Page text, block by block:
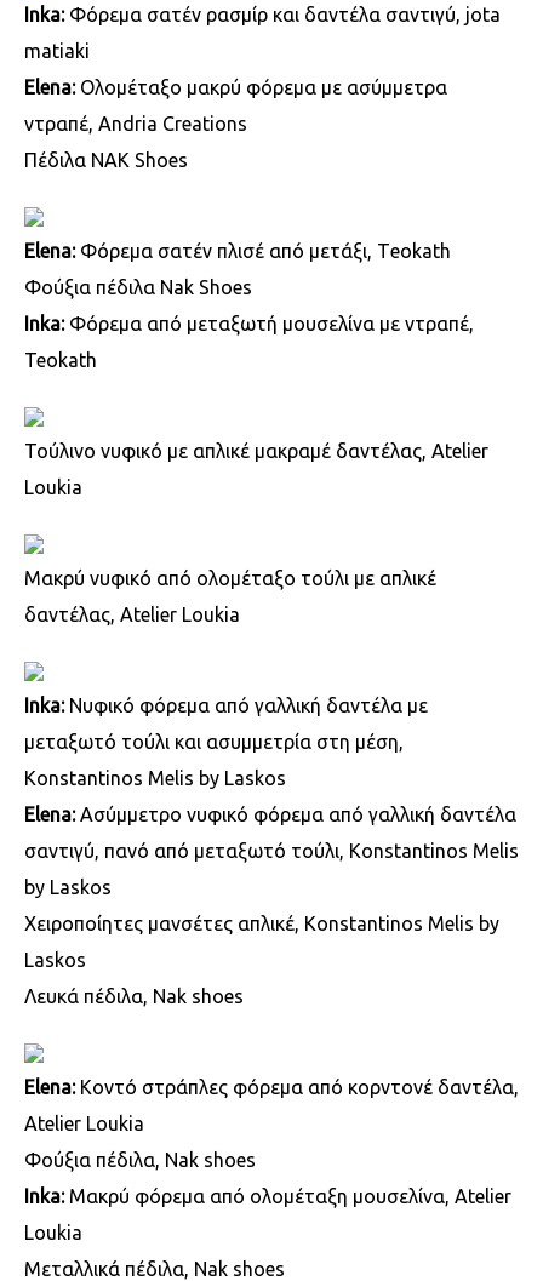
Inka:Φόρεμα σατέν ρασμίρ και δαντέλα σαντιγύ, jota
matiaki
Elena:Ολομέταξο μακρύ φόρεμα με ασύμμετρα
ντραπέ, Andria Creations
Πέδιλα NAK Shoes
Elena:Φόρεμα σατέν πλισέ από μετάξι, Τeokath
Φούξια πέδιλα Nak Shoes
Inka:Φόρεμα από μεταξωτή μουσελίνα με ντραπέ,
Teokath
Τούλινο νυφικό με απλικέ μακραμέ δαντέλας, Atelier
Loukia
Μακρύ νυφικό από ολομέταξο τούλι με απλικέ
δαντέλας, Atelier Loukia
Inka:Νυφικό φόρεμα από γαλλική δαντέλα με
μεταξωτό τούλι και ασυμμετρία στη μέση,
Κοnstantinos Melis by Laskos
Elena:Ασύμμετρο νυφικό φόρεμα από γαλλική δαντέλα
σαντιγύ, πανό από μεταξωτό τούλι, Konstantinos Melis
by Laskos
Χειροποίητες μανσέτες απλικέ, Konstantinos Melis by
Laskos
Λευκά πέδιλα, Nak shoes
Elena:Κοντό στράπλες φόρεμα από κορντονέ δαντέλα,
Atelier Loukia
Φούξια πέδιλα, Nak shoes
Inka:Μακρύ φόρεμα από ολομέταξη μουσελίνα, Atelier
Loukia
Μεταλλικά πέδιλα, Nak shoes